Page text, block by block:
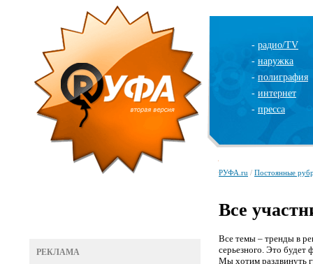
- радио/TV
- наружка
- полиграфия
- интернет
- пресса
РЕКЛАМА
РУФА.ru / Постоянные
Все
Все темы – тренды в
серьезного. Это будет
Мы хотим раздвинуть